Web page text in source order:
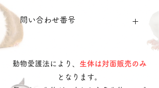
問い合わせ番号
sglufm01
動物愛護法により、 生体は対面販売のみ
となります。